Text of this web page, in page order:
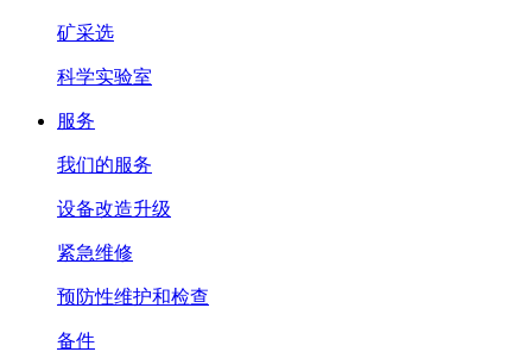
矿采选
科学实验室
服务
我们的服务
设备改造升级
紧急维修
预防性维护和检查
备件